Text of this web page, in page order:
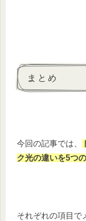
まとめ
今回の記事では、
ク光の違いを5つ
それぞれの項目で